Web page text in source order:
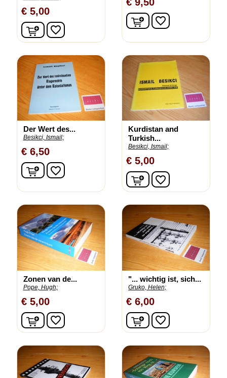
€ 5,00
In winkelwagen
favorite_border
In winkelwagen
favorite_border
Der Wert des...
Besikci, Ismail;
€ 6,50
In winkelwagen
favorite_border
Kurdistan and
Turkish...
Besikci, Ismail;
€ 5,00
In winkelwagen
favorite_border
Zonen van de...
Pope, Hugh;
€ 5,00
In winkelwagen
favorite_border
"... wichtig ist, sich...
Gruko, Helen;
€ 6,00
In winkelwagen
favorite_border